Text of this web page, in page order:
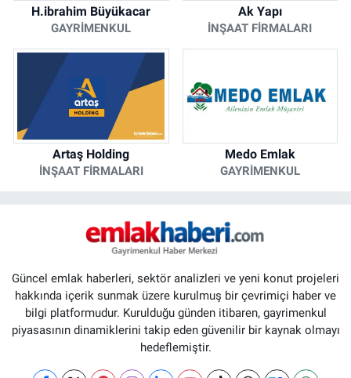
H.ibrahim Büyükacar
GAYRIMENKUL
Ak Yapı
İNŞAAT FIRMALARI
Artaş Holding
İNŞAAT FIRMALARI
Medo Emlak
GAYRIMENKUL
Güncel emlak haberleri, sektör analizleri ve yeni konut projeleri
hakkında içerik sunmak üzere kurulmuş bir çevrimiçi haber ve
bilgi platformudur. Kurulduğu günden itibaren, gayrimenkul
piyasasının dinamiklerini takip eden güvenilir bir kaynak olmayı
hedeflemiştir.